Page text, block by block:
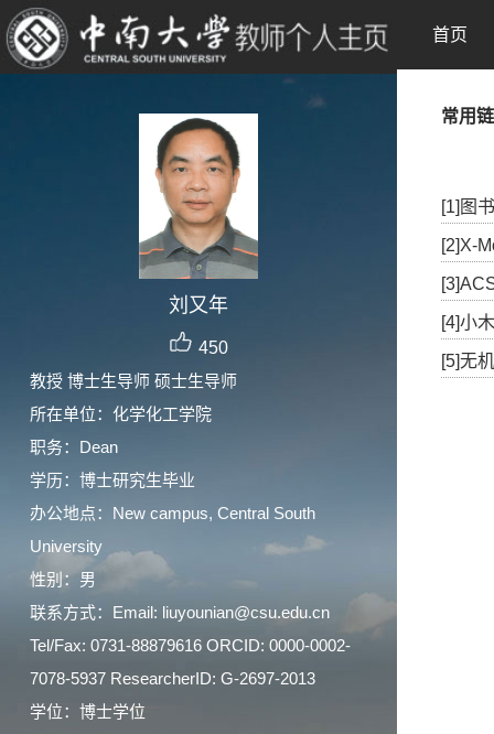
刘又年
450
教授 博士生导师 硕士生导师
所在单位：化学化工学院
职务：Dean
学历：博士研究生毕业
办公地点：New campus, Central South
University
性别：男
联系方式：Email: liuyounian@csu.edu.cn
Tel/Fax: 0731-88879616 ORCID: 0000-0002-
7078-5937 ResearcherID: G-2697-2013
学位：博士学位
首页
常用
[1]图
[2]X-
[4]小
[5]无